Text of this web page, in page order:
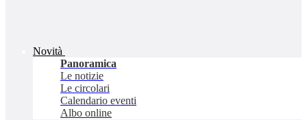
Novità
Panoramica
Le notizie
Le circolari
Calendario eventi
Albo online